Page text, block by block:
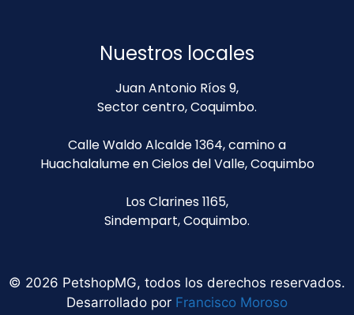
Nuestros locales
Juan Antonio Ríos 9,
Sector centro, Coquimbo.
Calle Waldo Alcalde 1364, camino a
Huachalalume en Cielos del Valle, Coquimbo
Los Clarines 1165,
Sindempart, Coquimbo.
© 2026 PetshopMG, todos los derechos reservados.
Desarrollado por Francisco Moroso